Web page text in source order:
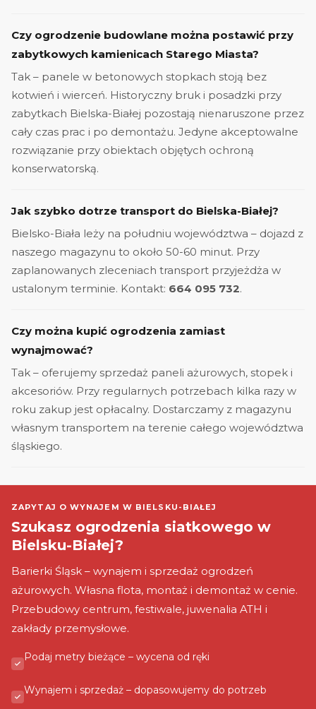
Czy ogrodzenie budowlane można postawić przy
zabytkowych kamienicach Starego Miasta?
Tak – panele w betonowych stopkach stoją bez
kotwień i wierceń. Historyczny bruk i posadzki przy
zabytkach Bielska-Białej pozostają nienaruszone przez
cały czas prac i po demontażu. Jedyne akceptowalne
rozwiązanie przy obiektach objętych ochroną
konserwatorską.
Jak szybko dotrze transport do Bielska-Białej?
Bielsko-Biała leży na południu województwa – dojazd z
naszego magazynu to około 50-60 minut. Przy
zaplanowanych zleceniach transport przyjeżdża w
ustalonym terminie. Kontakt: 664 095 732.
Czy można kupić ogrodzenia zamiast
wynajmować?
Tak – oferujemy sprzedaż paneli ażurowych, stopek i
akcesoriów. Przy regularnych potrzebach kilka razy w
roku zakup jest opłacalny. Dostarczamy z magazynu
własnym transportem na terenie całego województwa
śląskiego.
ZAPYTAJ O WYNAJEM W BIELSKU-BIAŁEJ
Szukasz ogrodzenia siatkowego w
Bielsku-Białej?
Barierki Śląsk – wynajem i sprzedaż ogrodzeń
ażurowych. Własna flota, montaż i demontaż w cenie.
Przebudowy centrum, festiwale, juwenalia ATH i
zakłady przemysłowe.
Podaj metry bieżące – wycena od ręki
Wynajem i sprzedaż – dopasowujemy do potrzeb